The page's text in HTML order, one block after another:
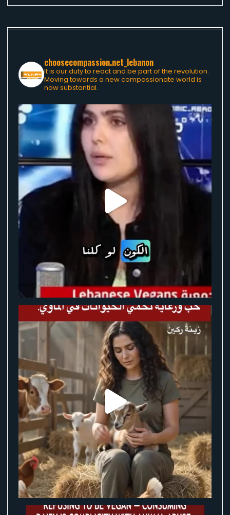
choosecompassion.net_lebanon
It is our duty to react and be part of the revolution.
Moving towards a new compassionate world is
now substantial.